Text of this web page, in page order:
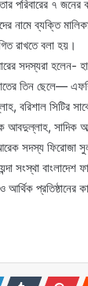
পরিবারের ৭ জনের
নামে ব্যক্তি
রাখতে বলা হয়।
সদস্যরা হলেন-
তিন ছেলে—
বরিশাল সিটির
সাদিক
সদস্য ফিরোজা
সংস্থা বাংলাদেশ
প্রতিষ্ঠানের